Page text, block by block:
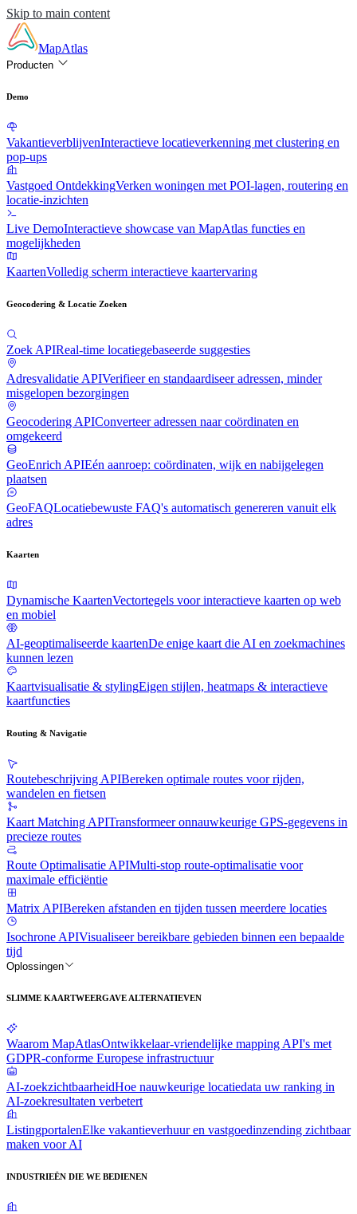
Skip to main content
MapAtlas
Producten
Demo
VakantieverblijvenInteractieve locatieverkenning met clustering en
pop-ups
Vastgoed OntdekkingVerken woningen met POI-lagen, routering en
locatie-inzichten
Live DemoInteractieve showcase van MapAtlas functies en
mogelijkheden
KaartenVolledig scherm interactieve kaartervaring
Geocodering & Locatie Zoeken
Zoek APIReal-time locatiegebaseerde suggesties
Adresvalidatie APIVerifieer en standaardiseer adressen, minder
misgelopen bezorgingen
Geocodering APIConverteer adressen naar coördinaten en
omgekeerd
GeoEnrich APIEén aanroep: coördinaten, wijk en nabijgelegen
plaatsen
GeoFAQLocatiebewuste FAQ's automatisch genereren vanuit elk
adres
Kaarten
Dynamische KaartenVectortegels voor interactieve kaarten op web
en mobiel
AI-geoptimaliseerde kaartenDe enige kaart die AI en zoekmachines
kunnen lezen
Kaartvisualisatie & stylingEigen stijlen, heatmaps & interactieve
kaartfuncties
Routing & Navigatie
Routebeschrijving APIBereken optimale routes voor rijden,
wandelen en fietsen
Kaart Matching APITransformeer onnauwkeurige GPS-gegevens in
precieze routes
Route Optimalisatie APIMulti-stop route-optimalisatie voor
maximale efficiëntie
Matrix APIBereken afstanden en tijden tussen meerdere locaties
Isochrone APIVisualiseer bereikbare gebieden binnen een bepaalde
tijd
Oplossingen
SLIMME KAARTWEERGAVE ALTERNATIEVEN
Waarom MapAtlasOntwikkelaar-vriendelijke mapping API's met
GDPR-conforme Europese infrastructuur
AI-zoekzichtbaarheidHoe nauwkeurige locatiedata uw ranking in
AI-zoekresultaten verbetert
ListingportalenElke vakantieverhuur en vastgoedinzending zichtbaar
maken voor AI
INDUSTRIEËN DIE WE BEDIENEN